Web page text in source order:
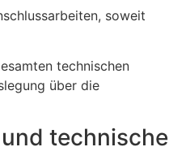
soweit
technischen
über die
technische